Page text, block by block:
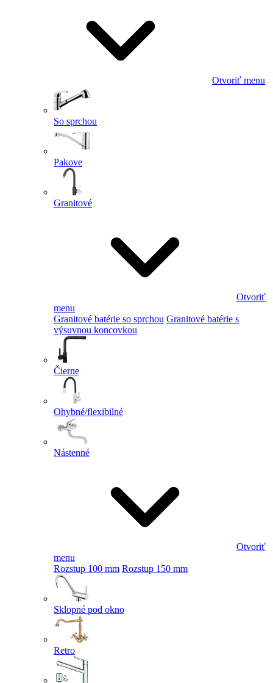
Otvoriť menu
So sprchou
Pakove
Granitové
Otvoriť
menu
Granitové batérie so sprchou Granitové batérie s
výsuvnou koncovkou
Čierne
Ohybné/flexibilné
Nástenné
Otvoriť
menu
Rozstup 100 mm Rozstup 150 mm
Sklopné pod okno
Retro